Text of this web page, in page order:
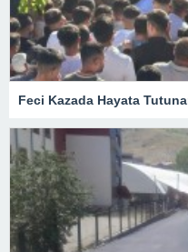
Feci Kazada Hayata